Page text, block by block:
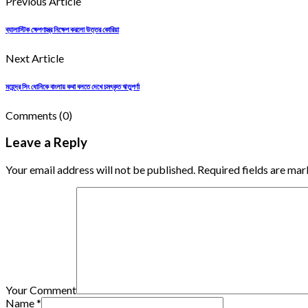
ব্যালাস্টিক ক্ষেপণাস্ত্র নিক্ষেপ করলো উত্তর কোরিয়া
Next Article
মহেন্দ্র সিং ধোনিকে বাংলায় কথা বলতে দেখে চমৎকৃত ঋতুপর্ণা
Comments (0)
Leave a Reply
Your email address will not be published. Required fields are
Your Comment
Name*